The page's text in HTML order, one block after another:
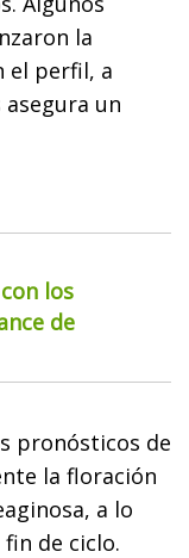
la
el perfil, a
asegura un
los
de
pronósticos de
la floración
a lo
de ciclo.